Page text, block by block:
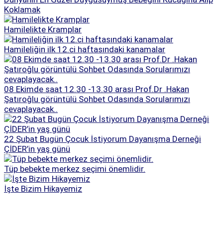
Koklamak
Hamilelikte Kramplar
Hamileliğin ilk 12.ci haftasındaki kanamalar
08 Ekimde saat 12.30 -13.30 arası Prof.Dr .Hakan
Şatıroğlu görüntülü Sohbet Odasında Sorularımızı
cevaplayacak..
22 Şubat Bugün Çocuk İstiyorum Dayanışma Derneği
ÇİDER’in yaş günü
Tüp bebekte merkez seçimi önemlidir.
İşte Bizim Hikayemiz